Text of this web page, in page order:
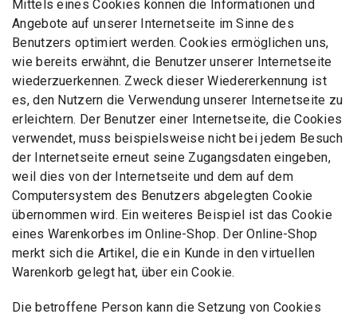
Mittels eines Cookies können die Informationen und
Angebote auf unserer Internetseite im Sinne des
Benutzers optimiert werden. Cookies ermöglichen uns,
wie bereits erwähnt, die Benutzer unserer Internetseite
wiederzuerkennen. Zweck dieser Wiedererkennung ist
es, den Nutzern die Verwendung unserer Internetseite zu
erleichtern. Der Benutzer einer Internetseite, die Cookies
verwendet, muss beispielsweise nicht bei jedem Besuch
der Internetseite erneut seine Zugangsdaten eingeben,
weil dies von der Internetseite und dem auf dem
Computersystem des Benutzers abgelegten Cookie
übernommen wird. Ein weiteres Beispiel ist das Cookie
eines Warenkorbes im Online-Shop. Der Online-Shop
merkt sich die Artikel, die ein Kunde in den virtuellen
Warenkorb gelegt hat, über ein Cookie.
Die betroffene Person kann die Setzung von Cookies